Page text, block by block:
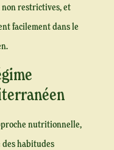
non restrictives, et
facilement dans le
nutritionnelle,
habitudes